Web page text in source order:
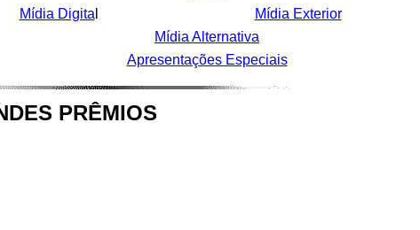
Mídia Digita
Mídia Exterior
Mídia Alternativa
Apresentações Especiais
PRÊMIOS